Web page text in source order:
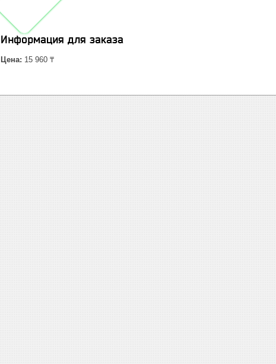
Информация для заказа
Цена: 15 960 ₸